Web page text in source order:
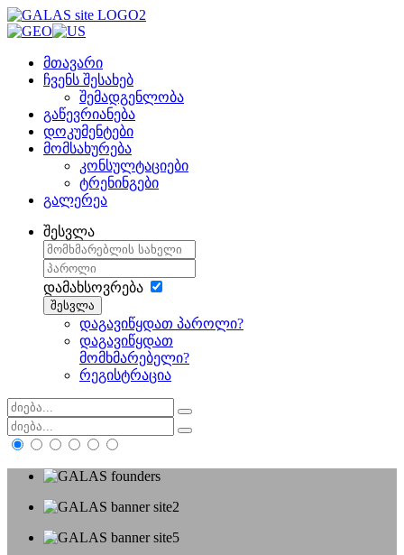
მთავარი
ჩვენს შესახებ
შემადგენლობა
გაწევრიანება
დოკუმენტები
მომსახურება
კონსულტაციები
ტრენინგები
გალერეა
შესვლა
დამახსოვრება
შესვლა
დაგავიწყდათ პაროლი?
დაგავიწყდათ
მომხმარებელი?
რეგისტრაცია